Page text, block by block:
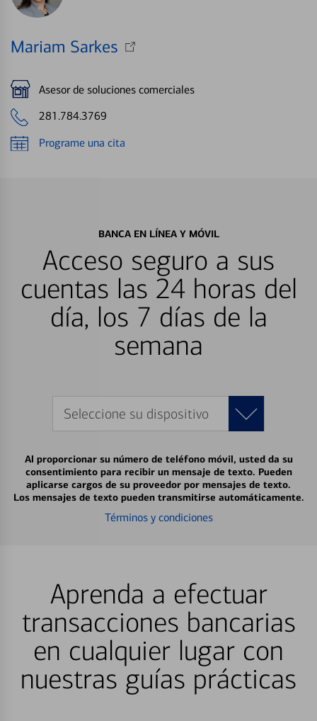
Mariam Sarkes
Asesor de soluciones comerciales
281.784.3769
Programe una cita
BANCA EN LÍNEA Y MÓVIL
Acceso seguro a sus
cuentas las 24 horas del
día, los 7 días de la
semana
Seleccione su dispositivo
Al proporcionar su número de teléfono móvil, usted da su
consentimiento para recibir un mensaje de texto. Pueden
aplicarse cargos de su proveedor por mensajes de texto.
Los mensajes de texto pueden transmitirse automáticamente.
Términos y condiciones
Aprenda a efectuar
transacciones bancarias
en cualquier lugar con
nuestras guías prácticas